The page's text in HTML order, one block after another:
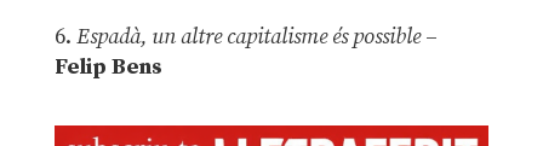
6. Espadà, un altre capitalisme és possible –
Felip Bens